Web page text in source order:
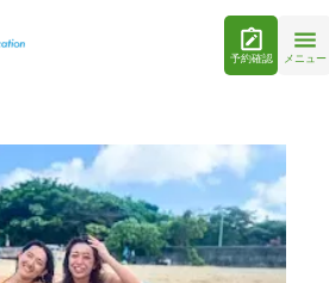
予約確認 メニュー